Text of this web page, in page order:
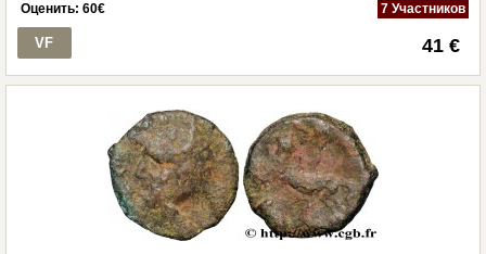
Оценить: 60€ 7 Участников
VF 41 €